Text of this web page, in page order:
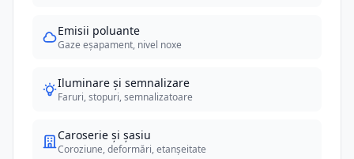
Emisii poluante
Gaze eșapament, nivel noxe
Iluminare și semnalizare
Faruri, stopuri, semnalizatoare
Caroserie și șasiu
Coroziune, deformări, etanșeitate